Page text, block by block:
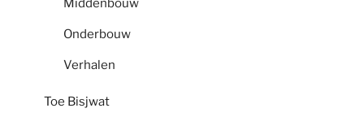
Middenbouw
Onderbouw
Verhalen
Toe Bisjwat